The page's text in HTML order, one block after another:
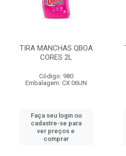
TIRA MANCHAS QBOA
CORES 2L
Código: 980
Embalagem: CX 06UN
Faça seu login ou
cadastre-se para
ver preços e
comprar